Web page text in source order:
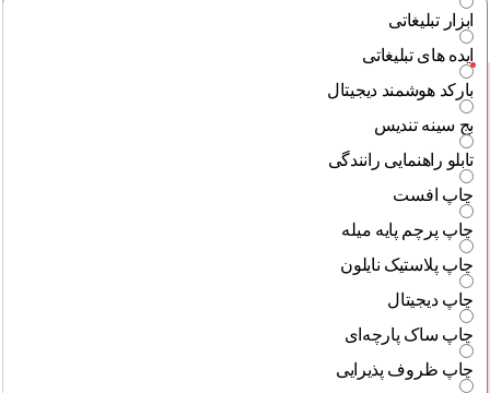
ابزار تبلیغاتی
ایده های تبلیغاتی
بارکد هوشمند دیجیتال
بج سینه تندیس
تابلو راهنمایی رانندگی
چاپ افست
چاپ پرچم پایه میله
چاپ پلاستیک نایلون
چاپ دیجیتال
چاپ ساک پارچه‌ای
چاپ ظروف پذیرایی